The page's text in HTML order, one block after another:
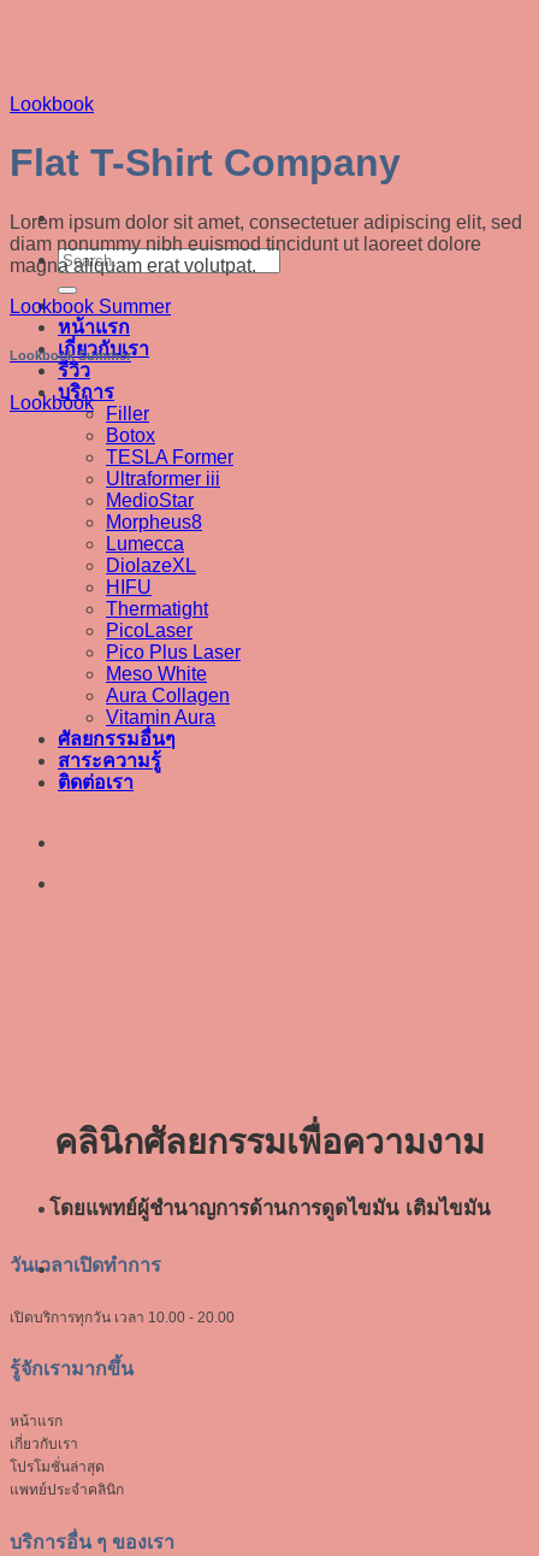
หน้าแรก
เกี่ยวกับเรา
รีวิว
บริการ
Filler
Botox
TESLA Former
Ultraformer iii
MedioStar
Morpheus8
Lumecca
DiolazeXL
HIFU
Thermatight
PicoLaser
Pico Plus Laser
Meso White
Aura Collagen
Vitamin Aura
ศัลยกรรมอื่นๆ
สาระความรู้
ติดต่อเรา
Lookbook
Flat T-Shirt Company
Lorem ipsum dolor sit amet, consectetuer adipiscing elit, sed
diam nonummy nibh euismod tincidunt ut laoreet dolore
magna aliquam erat volutpat.
Lookbook Summer
Lookbook Summer
Lookbook
คลินิกศัลยกรรมเพื่อความงาม
โดยแพทย์ผู้ชำนาญการด้านการดูดไขมัน เติมไขมัน
วันเวลาเปิดทำการ
เปิดบริการทุกวัน เวลา 10.00 - 20.00
รู้จักเรามากขึ้น
หน้าแรก
เกี่ยวกับเรา
โปรโมชั่นล่าสุด
แพทย์ประจำคลินิก
บริการอื่น ๆ ของเรา